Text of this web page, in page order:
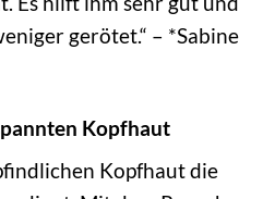
gerötet.“ – *Sabine
Kopfhaut
Kopfhaut die